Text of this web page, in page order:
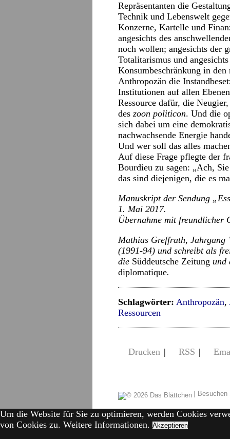
Repräsentanten die
Technik und Lebenswelt
Konzerne, Kartelle und
angesichts des
noch wollen; angesichts der
Totalitarismus und
Konsumbeschränkung in
Anthropozän die
Institutionen auf allen
Ressource dafür, die
des zoon politicon. Und die
sich dabei um eine
nachwachsende Energie
Und wer soll das alles
Auf diese Frage pflegte der
Bourdieu zu sagen: „Ach,
das sind diejenigen, die es
Manuskript der Sendung
1. Mai 2017.
Übernahme mit freundlicher
Mathias Greffrath, Jahrgang
(1991-94) und schreibt als
die Süddeutsche Zeitung und
diplomatique.
Schlagwörter: Anthropozän,
Ressourcen
Drucken | RSS |
|
Um die Website für Sie zu optimieren, werden Cookies
von Cookies zu. Weitere Informationen. Akzeptieren